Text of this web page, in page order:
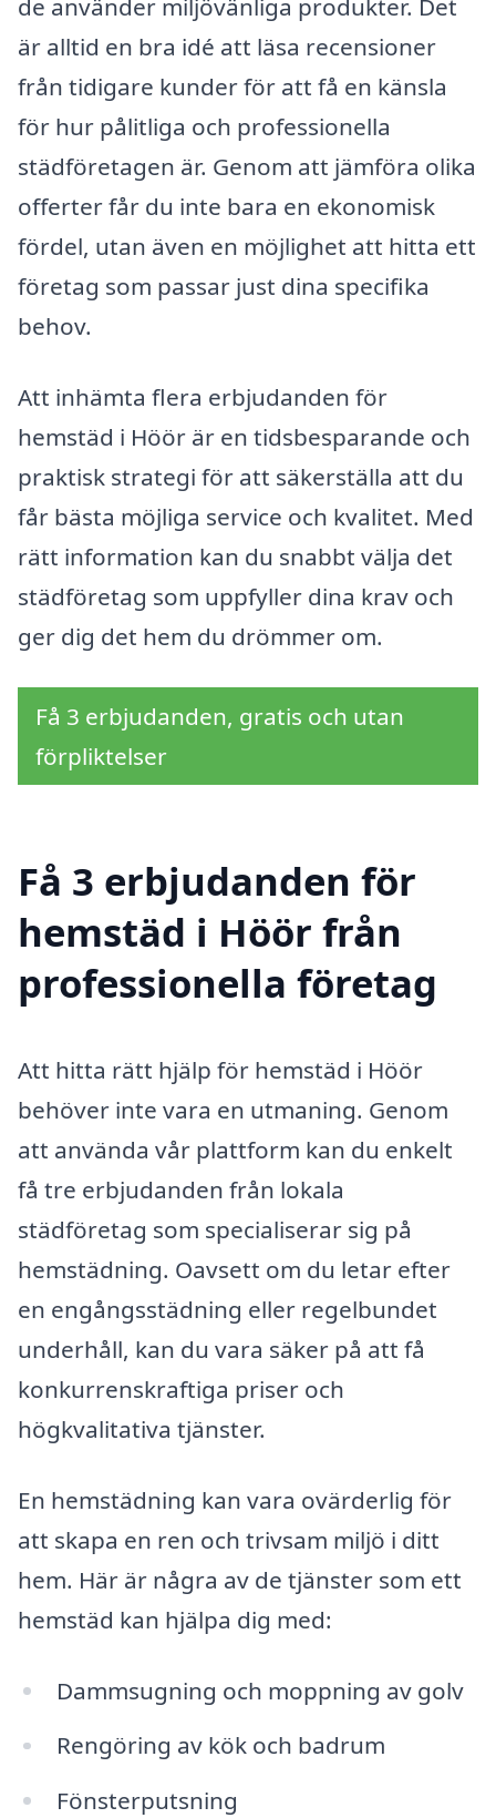
de använder miljövänliga produkter. Det
är alltid en bra idé att läsa recensioner
från tidigare kunder för att få en känsla
för hur pålitliga och professionella
städföretagen är. Genom att jämföra olika
offerter får du inte bara en ekonomisk
fördel, utan även en möjlighet att hitta ett
företag som passar just dina specifika
behov.
Att inhämta flera erbjudanden för
hemstäd i Höör är en tidsbesparande och
praktisk strategi för att säkerställa att du
får bästa möjliga service och kvalitet. Med
rätt information kan du snabbt välja det
städföretag som uppfyller dina krav och
ger dig det hem du drömmer om.
Få 3 erbjudanden, gratis och utan
förpliktelser
Få 3 erbjudanden för
hemstäd i Höör från
professionella företag
Att hitta rätt hjälp för hemstäd i Höör
behöver inte vara en utmaning. Genom
att använda vår plattform kan du enkelt
få tre erbjudanden från lokala
städföretag som specialiserar sig på
hemstädning. Oavsett om du letar efter
en engångsstädning eller regelbundet
underhåll, kan du vara säker på att få
konkurrenskraftiga priser och
högkvalitativa tjänster.
En hemstädning kan vara ovärderlig för
att skapa en ren och trivsam miljö i ditt
hem. Här är några av de tjänster som ett
hemstäd kan hjälpa dig med:
Dammsugning och moppning av golv
Rengöring av kök och badrum
Fönsterputsning